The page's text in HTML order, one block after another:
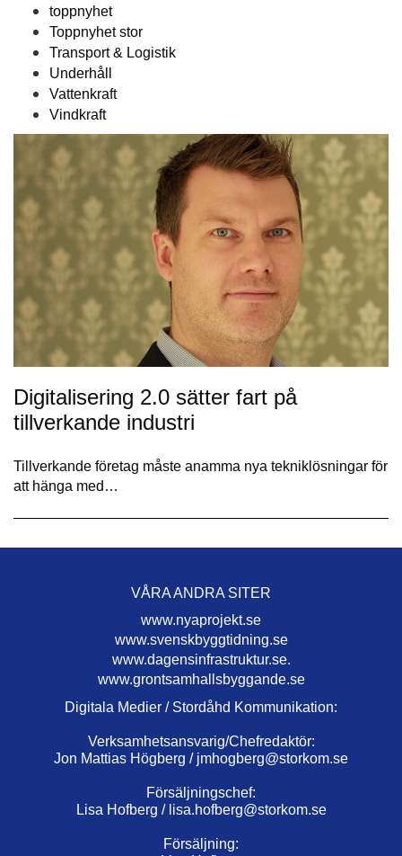
toppnyhet
Toppnyhet stor
Transport & Logistik
Underhåll
Vattenkraft
Vindkraft
Digitalisering 2.0 sätter fart på
tillverkande industri
Tillverkande företag måste anamma nya tekniklösningar för
att hänga med…
VÅRA ANDRA SITER
www.nyaprojekt.se
www.svenskbyggtidning.se
www.dagensinfrastruktur.se.
www.grontsamhallsbyggande.se
Digitala Medier / Stordåhd Kommunikation:
Verksamhetsansvarig/Chefredaktör:
Jon Mattias Högberg / jmhogberg@storkom.se
Försäljningschef:
Lisa Hofberg / lisa.hofberg@storkom.se
Försäljning: